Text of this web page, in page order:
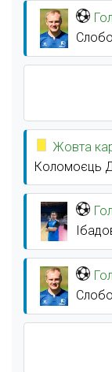
Гол
Жовта
Коломоєць
Гол
Гол